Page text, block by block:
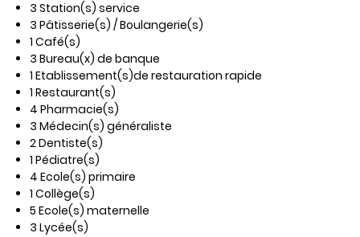
3 Station(s) service
3 Pâtisserie(s) / Boulangerie(s)
1 Café(s)
3 Bureau(x) de banque
1 Etablissement(s)de restauration rapide
1 Restaurant(s)
4 Pharmacie(s)
3 Médecin(s) généraliste
2 Dentiste(s)
1 Pédiatre(s)
4 Ecole(s) primaire
1 Collège(s)
5 Ecole(s) maternelle
3 Lycée(s)